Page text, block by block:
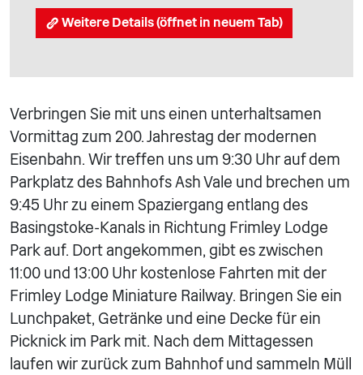
Weitere Details (öffnet in neuem Tab)
Verbringen Sie mit uns einen unterhaltsamen
Vormittag zum 200. Jahrestag der modernen
Eisenbahn. Wir treffen uns um 9:30 Uhr auf dem
Parkplatz des Bahnhofs Ash Vale und brechen um
9:45 Uhr zu einem Spaziergang entlang des
Basingstoke-Kanals in Richtung Frimley Lodge
Park auf. Dort angekommen, gibt es zwischen
11:00 und 13:00 Uhr kostenlose Fahrten mit der
Frimley Lodge Miniature Railway. Bringen Sie ein
Lunchpaket, Getränke und eine Decke für ein
Picknick im Park mit. Nach dem Mittagessen
laufen wir zurück zum Bahnhof und sammeln Müll